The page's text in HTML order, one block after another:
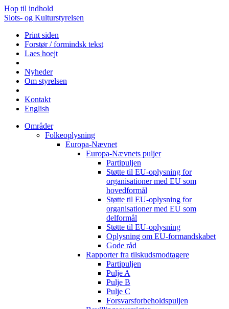
Hop til indhold
Slots- og Kulturstyrelsen
Print siden
Forstør / formindsk tekst
Laes hoejt
Nyheder
Om styrelsen
Kontakt
English
Områder
Folkeoplysning
Europa-Nævnet
Europa-Nævnets puljer
Partipuljen
Støtte til EU-oplysning for
organisationer med EU som
hovedformål
Støtte til EU-oplysning for
organisationer med EU som
delformål
Støtte til EU-oplysning
Oplysning om EU-formandskabet
Gode råd
Rapporter fra tilskudsmodtagere
Partipuljen
Pulje A
Pulje B
Pulje C
Forsvarsforbeholdspuljen